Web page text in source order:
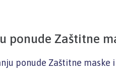
ponude Zaštitne
ponude Zaštitne maske